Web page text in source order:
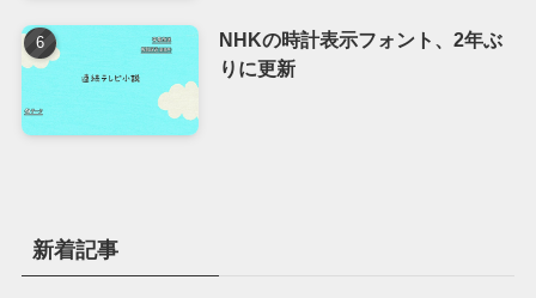
NHKの時計表示フォント、2年ぶ
りに更新
新着記事